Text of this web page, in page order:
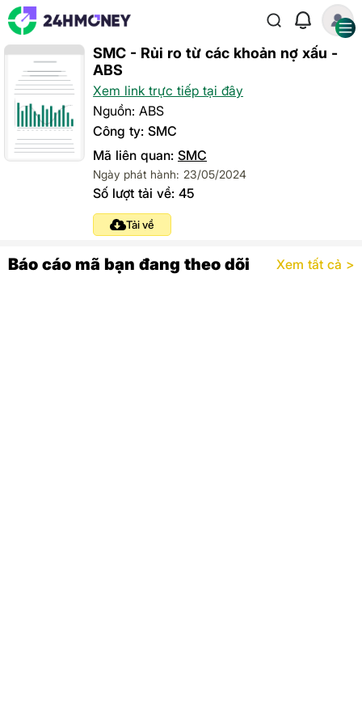
SMC - Rủi ro từ các khoản nợ xấu -
ABS
Xem link trực tiếp tại đây
Nguồn: ABS
Công ty: SMC
Mã liên quan: SMC
Ngày phát hành: 23/05/2024
Số lượt tải về: 45
Tải về
Báo cáo mã bạn đang theo dõi Xem tất cả >